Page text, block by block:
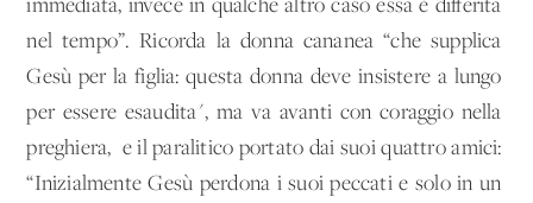
immediata, invece in qualche altro caso essa è differita
nel tempo”. Ricorda la donna cananea “che supplica
Gesù per la figlia: questa donna deve insistere a lungo
per essere esaudita", ma va avanti con coraggio nella
preghiera, e il paralitico portato dai suoi quattro amici:
“Inizialmente Gesù perdona i suoi peccati e solo in un